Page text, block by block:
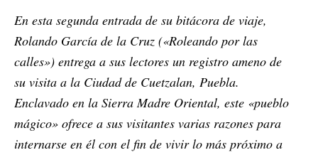
En esta segunda entrada de su bitácora de viaje,
Rolando García de la Cruz («Roleando por las
calles») entrega a sus lectores un registro ameno de
su visita a la Ciudad de Cuetzalan, Puebla.
Enclavado en la Sierra Madre Oriental, este «pueblo
mágico» ofrece a sus visitantes varias razones para
internarse en él con el fin de vivir lo más próximo a